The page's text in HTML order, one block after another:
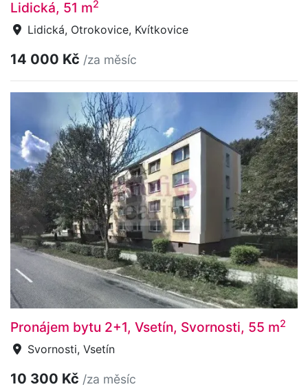
Lidická, 51 m2
Lidická, Otrokovice, Kvítkovice
14 000 Kč /za měsíc
Pronájem bytu 2+1, Vsetín, Svornosti, 55 m2
Svornosti, Vsetín
10 300 Kč /za měsíc